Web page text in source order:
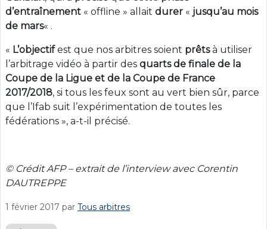
d’entraînement « offline » allait durer « jusqu’au mois
de mars« .
« L’objectifest que nos arbitres soient prêtsà utiliser
l’arbitrage vidéo à partir des quarts de finale de la
Coupe de la Ligue et de la Coupe de France
2017/2018, si tous les feux sont au vert bien sûr, parce
que l’Ifab suit l’expérimentation de toutes les
fédérations », a-t-il précisé.
© Crédit AFP – extrait de l’interview avec Corentin
DAUTREPPE
1 février 2017 par Tous arbitres